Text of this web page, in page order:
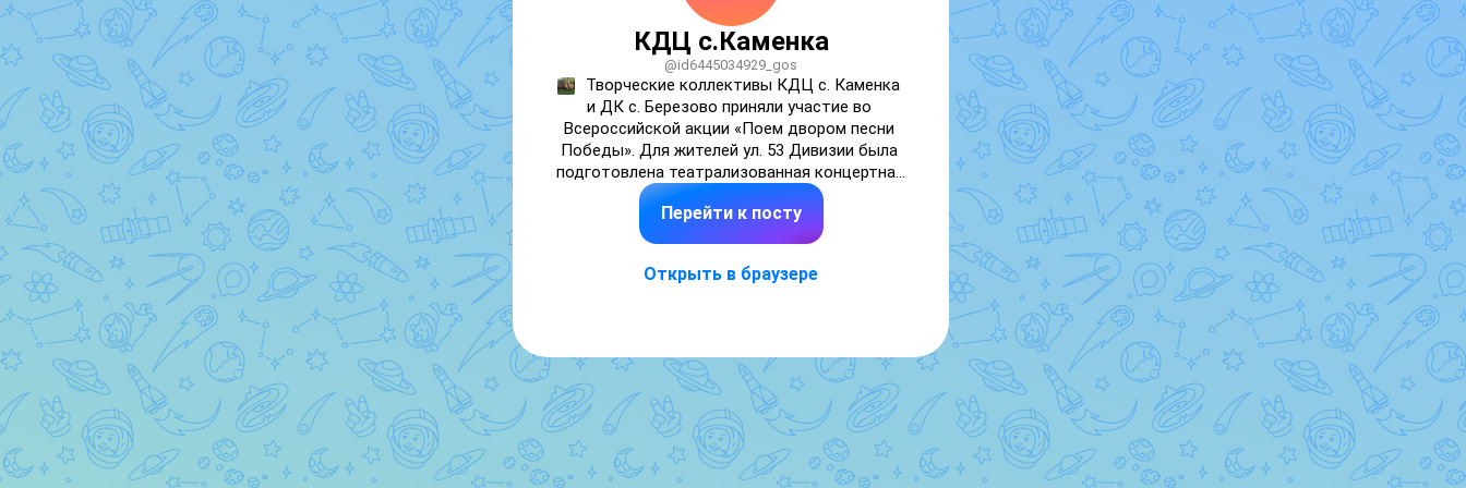
КДЦ с.Каменка
@id6445034929_gos
Творческие коллективы КДЦ с. Каменка
и ДК с. Березово приняли участие во
Всероссийской акции «Поем двором песни
Победы». Для жителей ул. 53 Дивизии была
подготовлена театрализованная концертная
программа «Если смеется солдат, значит
врагам не до смеха!», приуроченная 81-й
годовщине Великой Победы. Песни,
праздничное настроение и напомнили
всех в едином порыве, ведь гости и жители
двора вместе с участниками концерта пели
такие песни как: «Катюша», «Темная ночь»,
«Синий платочек», «Смуглянка» и, конечно
же, самую главную песню праздника «День
Победы».
Перейти к посту
Открыть в браузере